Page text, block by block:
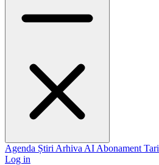
Agenda Știri Arhiva AI Abonament
Log in